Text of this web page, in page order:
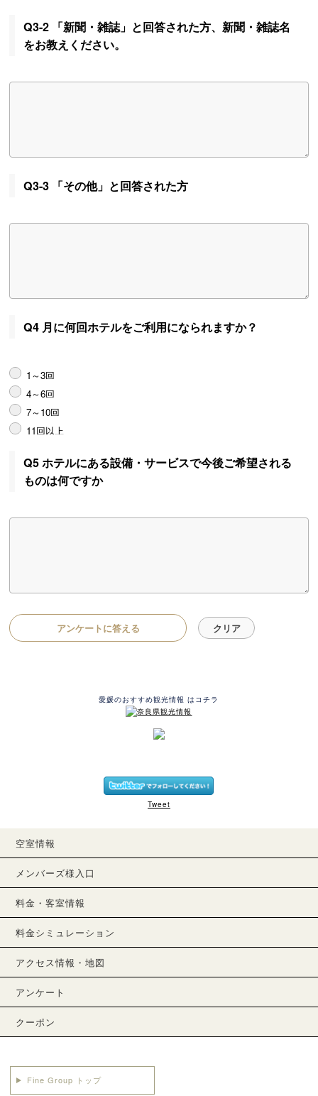
Q3-2 「新聞・雑誌」と回答された方、新聞・雑誌名
をお教えください。
Q3-3 「その他」と回答された方
Q4 月に何回ホテルをご利用になられますか？
1～3回
4～6回
7～10回
11回以上
Q5 ホテルにある設備・サービスで今後ご希望される
ものは何ですか
アンケートに答える
愛媛のおすすめ観光情報 はコチラ
Tweet
空室情報
メンバーズ様入口
料金・客室情報
料金シミュレーション
アクセス情報・地図
アンケート
クーポン
Fine Group トップ